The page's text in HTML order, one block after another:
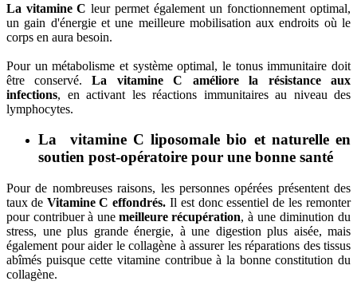
La vitamine C leur permet également un fonctionnement optimal,
un gain d'énergie et une meilleure mobilisation aux endroits où le
corps en aura besoin.
Pour un métabolisme et système optimal, le tonus immunitaire doit
être conservé. La vitamine C améliore la résistance aux
infections, en activant les réactions immunitaires au niveau des
lymphocytes.
La vitamine C liposomale bio et naturelle en
soutien post-opératoire pour une bonne santé
Pour de nombreuses raisons, les personnes opérées présentent des
taux de Vitamine C effondrés. Il est donc essentiel de les remonter
pour contribuer à une meilleure récupération, à une diminution du
stress, une plus grande énergie, à une digestion plus aisée, mais
également pour aider le collagène à assurer les réparations des tissus
abîmés puisque cette vitamine contribue à la bonne constitution du
collagène.